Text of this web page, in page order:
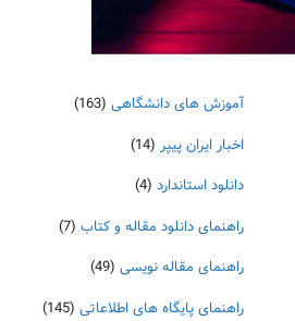
آموزش های دانشگاهی (163)
اخبار ایران پیپر (14)
دانلود استاندارد (4)
راهنمای دانلود مقاله و کتاب (7)
راهنمای مقاله نویسی (49)
راهنمای پایگاه های اطلاعاتی (145)